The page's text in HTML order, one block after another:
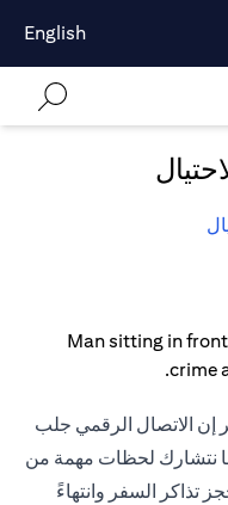
English
إن الاتصال الرقمي جلب
ما نتشارك لحظات مهمة من
تذاكر السفر وانتهاءً